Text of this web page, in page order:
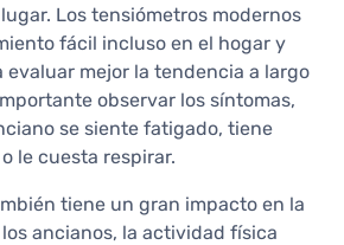
Los tensiómetros modernos
fácil incluso en el hogar y
evaluar mejor la tendencia a largo
observar los síntomas,
se siente fatigado, tiene
le cuesta respirar.
tiene un gran impacto en la
ancianos, la actividad física